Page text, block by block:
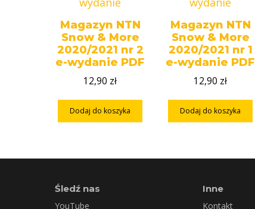
Magazyn NTN
Snow & More
2020/2021 nr 2
e-wydanie PDF
12,90 zł
Dodaj do koszyka
Magazyn NTN
Snow & More
2020/2021 nr 1
e-wydanie PDF
12,90 zł
Dodaj do koszyka
Śledź nas
YouTube
Inne
Kontakt